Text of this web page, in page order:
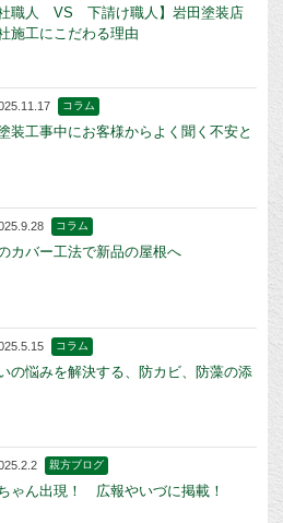
社職人 VS 下請け職人】岩田塗装店
施工にこだわる理由
コラム
装工事中にお客様からよく聞く不安と
コラム
カバー工法で新品の屋根へ
コラム
の悩みを解決する、防カビ、防藻の添
親方ブログ
ゃん出現！ 広報やいづに掲載！